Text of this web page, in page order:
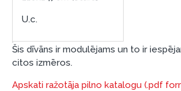
U.c.
Šis dīvāns ir modulējams un to ir
citos izmēros.
Apskati ražotāja pilno katalogu (.pdf